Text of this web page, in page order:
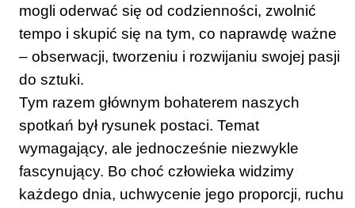
mogli oderwać się od codzienności, zwolnić
tempo i skupić się na tym, co naprawdę ważne
– obserwacji, tworzeniu i rozwijaniu swojej pasji
do sztuki.
Tym razem głównym bohaterem naszych
spotkań był rysunek postaci. Temat
wymagający, ale jednocześnie niezwykle
fascynujący. Bo choć człowieka widzimy
każdego dnia, uchwycenie jego proporcji, ruchu